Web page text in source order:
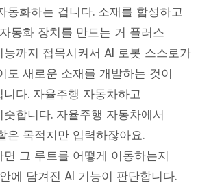
동화하는 겁니다. 소재를 합성하고
동화 장치를 만드는 거 플러스
까지 접목시켜서 AI 로봇 스스로가
도 새로운 소재를 개발하는 것이
다. 자율주행 자동차하고
합니다. 자율주행 자동차에서
은 목적지만 입력하잖아요.
그 루트를 어떻게 이동하는지
에 담겨진 AI 기능이 판단합니다.